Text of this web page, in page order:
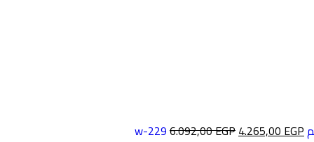
6.092,00EGP4.265,00EGP